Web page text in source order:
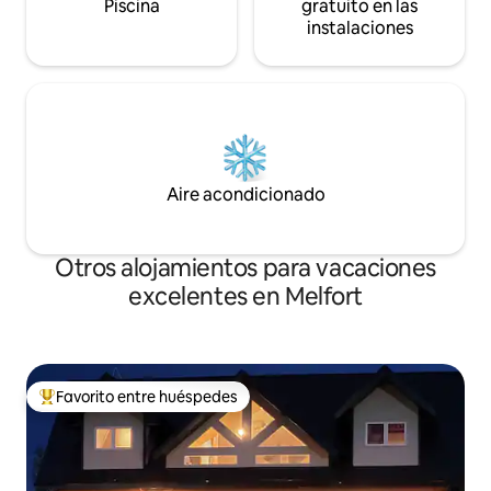
Piscina
gratuito en las
instalaciones
Aire acondicionado
Otros alojamientos para vacaciones
excelentes en Melfort
Favorito entre huéspedes preferido
Favorito entre huéspedes